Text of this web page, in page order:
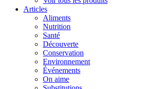
Articles
Aliments
Nutrition
Santé
Découverte
Conservation
Environnement
Événements
On aime